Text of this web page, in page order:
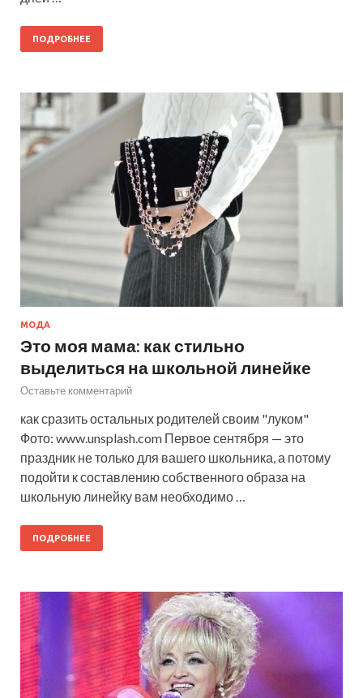
ПОДРОБНЕЕ
МОДА
Это моя мама: как стильно
выделиться на школьной линейке
Оставьте комментарий
как сразить остальных родителей своим "луком"
Фото: www.unsplash.com Первое сентября — это
праздник не только для вашего школьника, а потому
подойти к составлению собственного образа на
школьную линейку вам необходимо …
ПОДРОБНЕЕ